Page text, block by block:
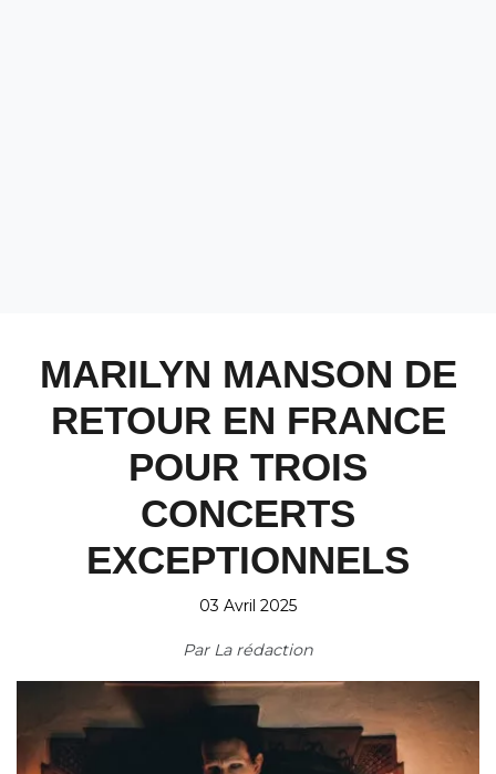
MARILYN MANSON DE
RETOUR EN FRANCE
POUR TROIS
CONCERTS
EXCEPTIONNELS
03 Avril 2025
Par La rédaction